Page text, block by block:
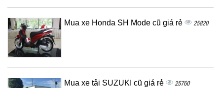
Mua xe Honda SH Mode cũ giá rẻ 25820
Mua xe tải SUZUKI cũ giá rẻ 25760